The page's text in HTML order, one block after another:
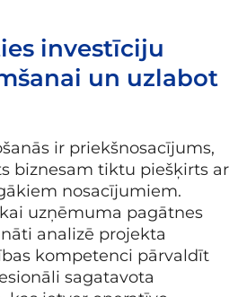
investīciju
un uzlabot
ir priekšnosacījums,
biznesam tiktu piešķirts ar
nosacījumiem.
uzņēmuma pagātnes
analizē projekta
kompetenci pārvaldīt
sagatavota